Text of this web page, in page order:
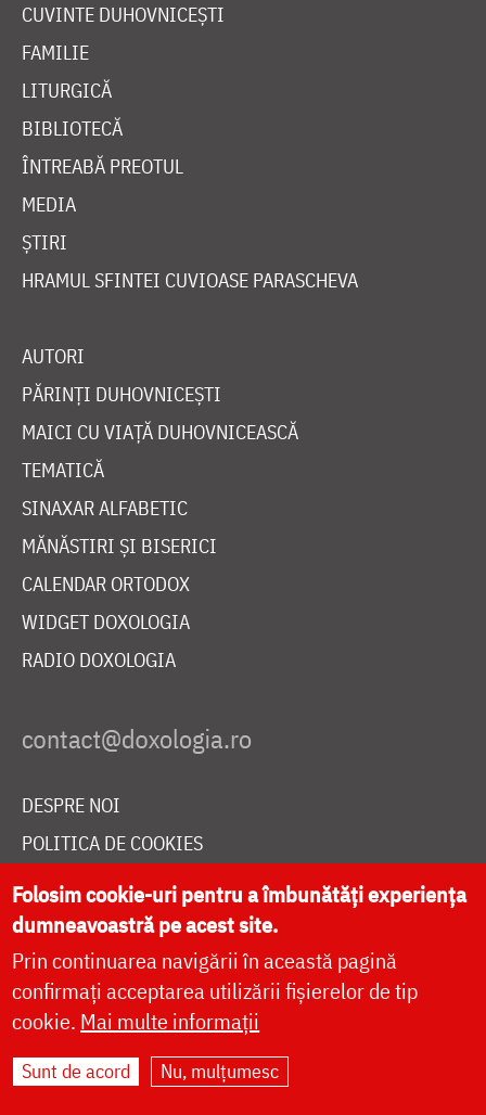
CUVINTE DUHOVNICEȘTI
FAMILIE
LITURGICĂ
BIBLIOTECĂ
ÎNTREABĂ PREOTUL
MEDIA
ȘTIRI
HRAMUL SFINTEI CUVIOASE PARASCHEVA
AUTORI
PĂRINȚI DUHOVNICEȘTI
MAICI CU VIAȚĂ DUHOVNICEASCĂ
TEMATICĂ
SINAXAR ALFABETIC
MĂNĂSTIRI ȘI BISERICI
CALENDAR ORTODOX
WIDGET DOXOLOGIA
RADIO DOXOLOGIA
DESPRE NOI
POLITICA DE COOKIES
DONEAZĂ ONLINE PENTRU CATEDRALA NAȚIONALĂ
LIVE
Site dezvoltat deDOXOLOGIA MEDIA
Arhiepiscopia Iașilor | ©
Folosim cookie-uri pentru a îmbunătăți experiența
dumneavoastră pe acest site.
Prin continuarea navigării în această pagină
confirmați acceptarea utilizării fișierelor de tip
cookie. Mai multe informații
Sunt de acord Nu, mulțumesc